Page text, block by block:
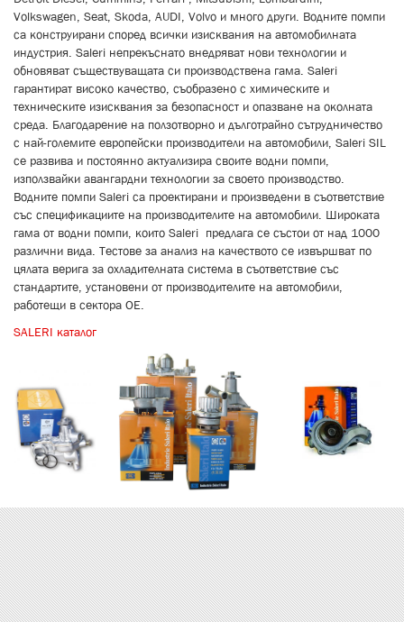
Volkswagen, Seat, Skoda, AUDI, Volvo и много други. Водните помпи
са конструирани според всички изисквания на автомобилната
индустрия. Saleri непрекъснато внедряват нови технологии и
обновяват съществуващата си производствена гама. Saleri
гарантират високо качество, съобразено с химическите и
техническите изисквания за безопасност и опазване на околната
среда. Благодарение на ползотворно и дълготрайно сътрудничество
с най-големите европейски производители на автомобили, Saleri SIL
се развива и постоянно актуализира своите водни помпи,
използвайки авангардни технологии за своето производство.
Водните помпи Saleri са проектирани и произведени в съответствие
със спецификациите на производителите на автомобили. Широката
гама от водни помпи, които Saleri предлага се състои от над 1000
различни вида. Тестове за анализ на качеството се извършват по
цялата верига за охладителната система в съответствие със
стандартите, установени от производителите на автомобили,
работещи в сектора OE.
SALERI каталог